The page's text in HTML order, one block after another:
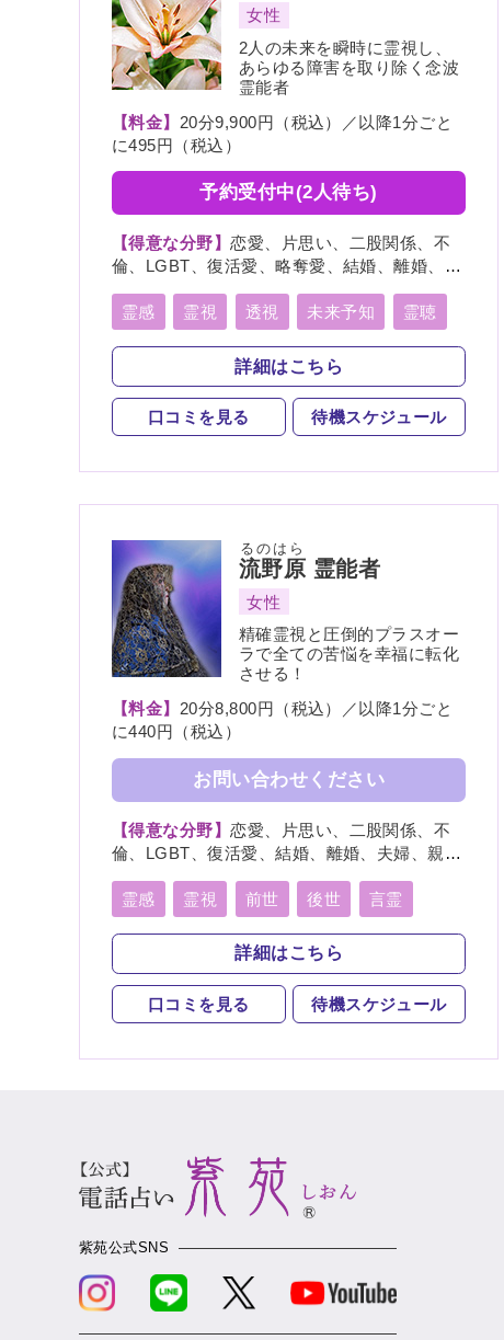
女性
2人の未来を瞬時に霊視し、
あらゆる障害を取り除く念波
霊能者
【料金】 20分9,900円（税込）／以降1分ごと
に495円（税込）
予約受付中(2人待ち)
【得意な分野】恋愛、片思い、二股関係、不
倫、LGBT、復活愛、略奪愛、結婚、離婚、夫
間関係、人生相談、出会い、相性、経営、転
職、適職、進路、未来、介護、健康、金運、
仕事、引越し、開運、故人、教育、過去、浮
気、総合運、運勢、心霊相談、心霊写真
霊感 霊視 透視 未来予知 霊聴
言霊 守護霊
死者霊の降霊 縁結び 祈願
波動修正 チャネリング
詳細はこちら
口コミを見る 待機スケジュール
流野原
るのはら
霊能者
女性
精確霊視と圧倒的プラスオー
ラで全ての苦悩を幸福に転化
させる！
【料金】 20分8,800円（税込）／以降1分ごと
に440円（税込）
お問い合わせください
【得意な分野】恋愛、片思い、二股関係、不
倫、LGBT、復活愛、結婚、離婚、夫婦、親
係、人生相談、相性、経営、適職、進路、将
来、育児、介護、健康、金運、仕事、引越
し、開運、教育、過去、浮気、総合運、運
勢、心霊相談、命名、改名
霊感 霊視 前世 後世 言霊
オーラリーディング
守護霊 縁結び 縁切り 祈願
祈祷 波動修正 チャクラ
詳細はこちら
口コミを見る 待機スケジュール
紫苑公式SNS